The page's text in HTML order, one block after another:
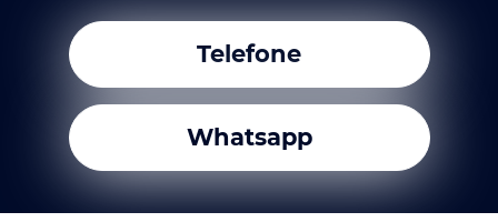
Telefone
Whatsapp